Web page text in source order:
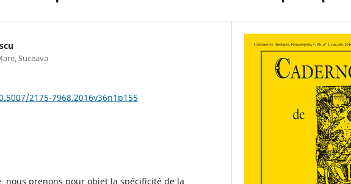
Suceava
2175-7968.2016v36n1p155
nous prenons pour objet la spécificité de la